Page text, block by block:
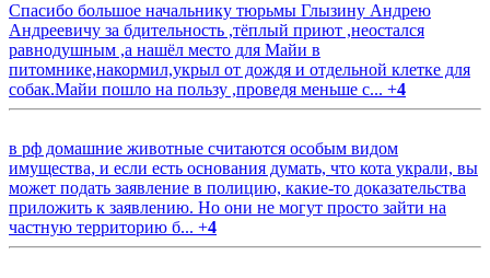
Спасибо большое начальнику тюрьмы Глызину Андрею
Андреевичу за бдительность ,тёплый приют ,неостался
равнодушным ,а нашёл место для Майи в
питомнике,накормил,укрыл от дождя и отдельной клетке для
собак.Майи пошло на пользу ,проведя меньше с... +4
в рф домашние животные считаются особым видом
имущества, и если есть основания думать, что кота украли, вы
может подать заявление в полицию, какие-то доказательства
приложить к заявлению. Но они не могут просто зайти на
частную территорию б... +4